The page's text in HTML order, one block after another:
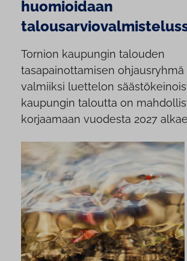
huomioidaan
Tornion kaupungin talouden
tasapainottamisen ohjausryhmä
valmiiksi luettelon
kaupungin taloutta on
korjaamaan vuodesta 2027